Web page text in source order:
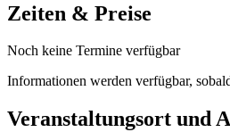
Zeiten & Preise
Noch keine Termine verfügbar
Informationen werden verfügbar,
Veranstaltungsort und